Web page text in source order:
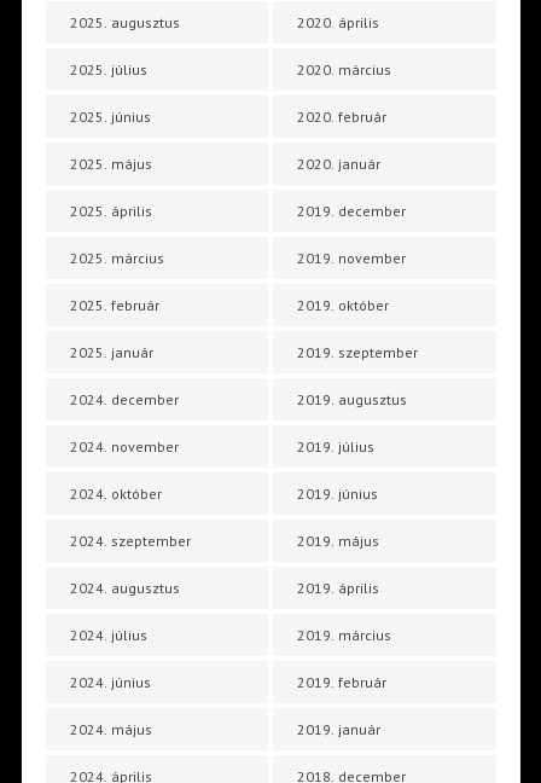
2025. augusztus
2025. július
2025. június
2025. május
2025. április
2025. március
2025. február
2025. január
2024. december
2024. november
2024. október
2024. szeptember
2024. augusztus
2024. július
2024. június
2024. május
2024. április
2020. április
2020. március
2020. február
2020. január
2019. december
2019. november
2019. október
2019. szeptember
2019. augusztus
2019. július
2019. június
2019. május
2019. április
2019. március
2019. február
2019. január
2018. december